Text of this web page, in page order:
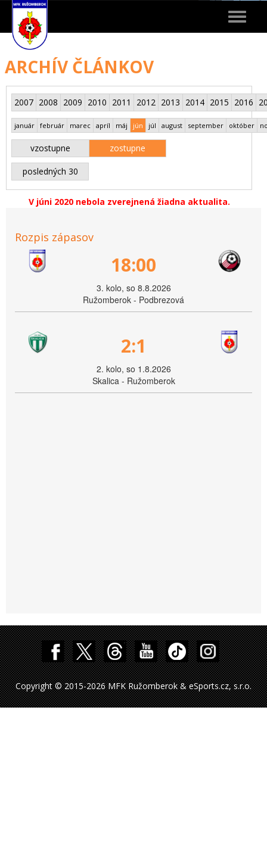
Toggle
ARCHÍV ČLÁNKOV
2007 2008 2009 2010 2011 2012 2013 2014 2015 2016
január február marec apríl máj jún júl august september október
vzostupne zostupne
posledných 30
V júni 2020 nebola zverejnená žiadna aktualita.
Rozpis zápasov
18:00
3. kolo, so 8.8.2026
Ružomberok - Podbrezová
2:1
2. kolo, so 1.8.2026
Skalica - Ružomberok
Copyright © 2015-2026 MFK Ružomberok & eSports.cz, s.r.o.